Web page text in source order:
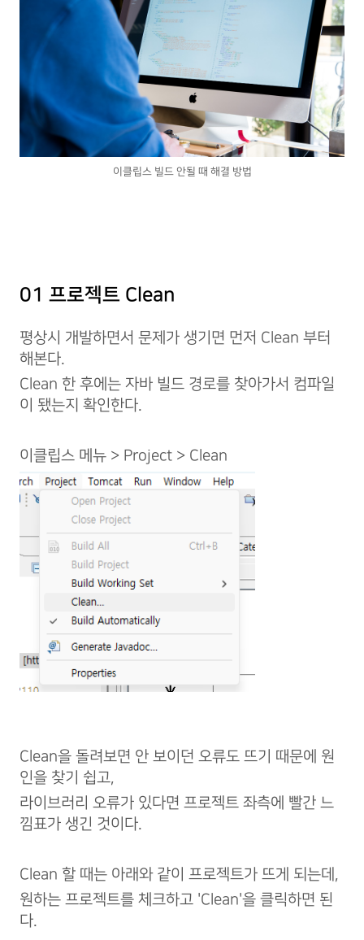
이클립스 빌드 안될 때 해결 방법
01 프로젝트 Clean
평상시 개발하면서 문제가 생기면 먼저 Clean 부터
해본다.
Clean 한 후에는 자바 빌드 경로를 찾아가서 컴파일
이 됐는지 확인한다.
이클립스 메뉴 > Project > Clean
Clean을 돌려보면 안 보이던 오류도 뜨기 때문에 원
인을 찾기 쉽고,
라이브러리 오류가 있다면 프로젝트 좌측에 빨간 느
낌표가 생긴 것이다.
Clean 할 때는 아래와 같이 프로젝트가 뜨게 되는데,
원하는 프로젝트를 체크하고 'Clean'을 클릭하면 된
다.